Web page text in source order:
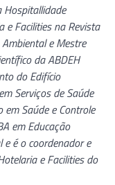
e Facilities na Revista
e Mestre
da ABDEH
do Edifício
Serviços de Saúde
em Saúde e Controle
em Educação
e é o coordenador e
e Facilities do